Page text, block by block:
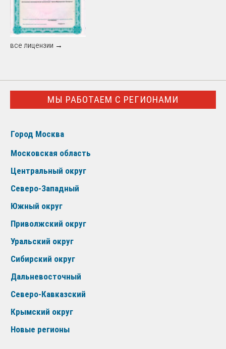
все лицензии →
МЫ РАБОТАЕМ С РЕГИОНАМИ
Город Москва
Московская область
Центральный округ
Северо-Западный
Южный округ
Приволжский округ
Уральский округ
Сибирский округ
Дальневосточный
Северо-Кавказский
Крымский округ
Новые регионы